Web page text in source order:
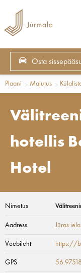
Osta
Plaani Majutus
hotellis
Hotel
Nimetus
Aadress Jūras
Veebileht https://
GPS